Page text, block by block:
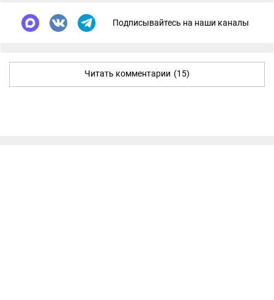
Подписывайтесь на наши каналы
Читать комментарии (15)